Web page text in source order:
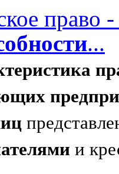
право
...
и